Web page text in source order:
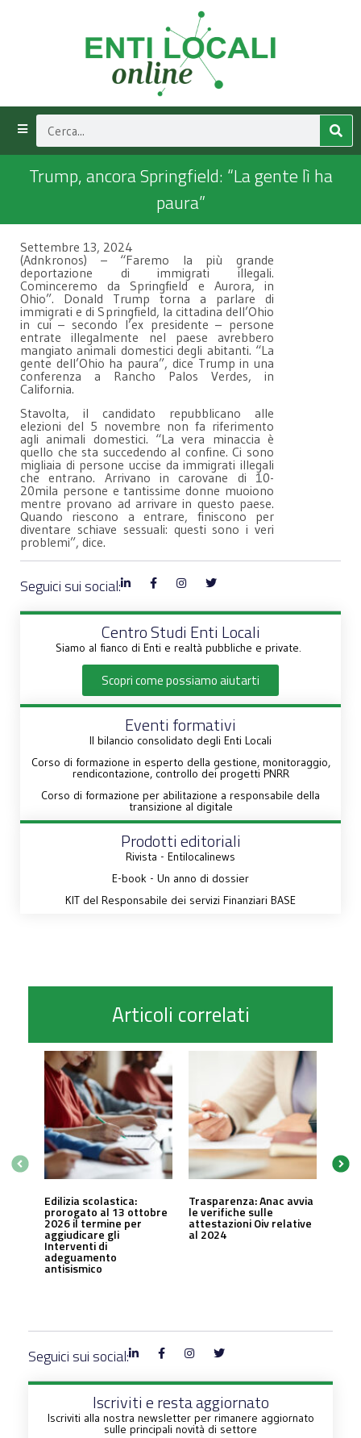
Trump, ancora Springfield: “La gente lì ha
paura”
Settembre 13, 2024
(Adnkronos) – “Faremo la più grande
deportazione di immigrati illegali.
Cominceremo da Springfield e Aurora, in
Ohio”. Donald Trump torna a parlare di
immigrati e di Springfield, la cittadina dell’Ohio
in cui – secondo l’ex presidente – persone
entrate illegalmente nel paese avrebbero
mangiato animali domestici degli abitanti. “La
gente dell’Ohio ha paura”, dice Trump in una
conferenza a Rancho Palos Verdes, in
California.
Stavolta, il candidato repubblicano alle
elezioni del 5 novembre non fa riferimento
agli animali domestici. “La vera minaccia è
quello che sta succedendo al confine. Ci sono
migliaia di persone uccise da immigrati illegali
che entrano. Arrivano in carovane di 10-
20mila persone e tantissime donne muoiono
mentre provano ad arrivare in questo paese.
Quando riescono a entrare, finiscono per
diventare schiave sessuali: questi sono i veri
problemi”, dice.
Seguici sui social:
Centro Studi Enti Locali
Siamo al fianco di Enti e realtà pubbliche e private.
Scopri come possiamo aiutarti
Eventi formativi
Il bilancio consolidato degli Enti Locali
Corso di formazione in esperto della gestione, monitoraggio,
rendicontazione, controllo dei progetti PNRR
Corso di formazione per abilitazione a responsabile della
transizione al digitale
Prodotti editoriali
Rivista - Entilocalinews
E-book - Un anno di dossier
KIT del Responsabile dei servizi Finanziari BASE
Articoli correlati
Edilizia scolastica:
prorogato al 13 ottobre
2026 il termine per
aggiudicare gli
Interventi di
adeguamento
antisismico
Trasparenza: Anac avvia
le verifiche sulle
attestazioni Oiv relative
al 2024
Seguici sui social:
Iscriviti e resta aggiornato
Iscriviti alla nostra newsletter per rimanere aggiornato
sulle principali novità di settore